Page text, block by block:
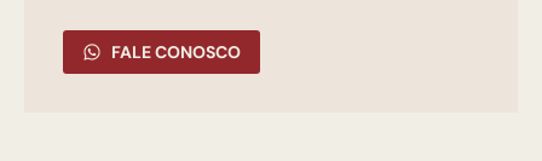
FALE CONOSCO